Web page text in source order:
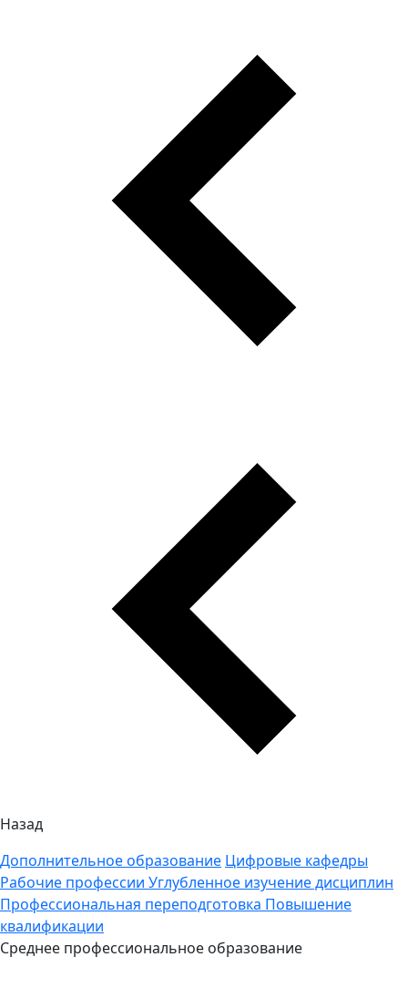
Назад
Дополнительное образование Цифровые кафедры
Рабочие профессии Углубленное изучение дисциплин
Профессиональная переподготовка Повышение
квалификации
Среднее профессиональное образование